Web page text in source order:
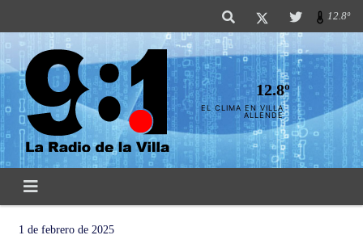
12.8º
12.8º
EL CLIMA EN VILLA
ALLENDE
1 de febrero de 2025